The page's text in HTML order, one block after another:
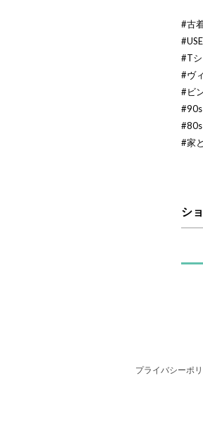
#古
#T
#ヴ
#ビ
#90s
#80s
#家
シ
プライバシーポ